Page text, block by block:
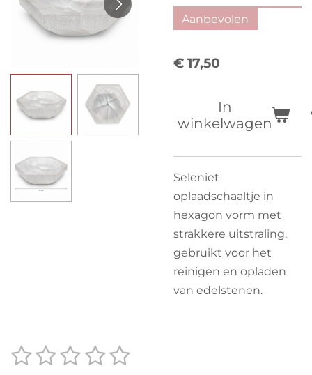
Aanbevolen
€ 17,50
In
winkelwagen
Seleniet
oplaadschaaltje in
hexagon vorm met
strakkere uitstraling,
gebruikt voor het
reinigen en opladen
van edelstenen.
R
1
2 3 4 5
S